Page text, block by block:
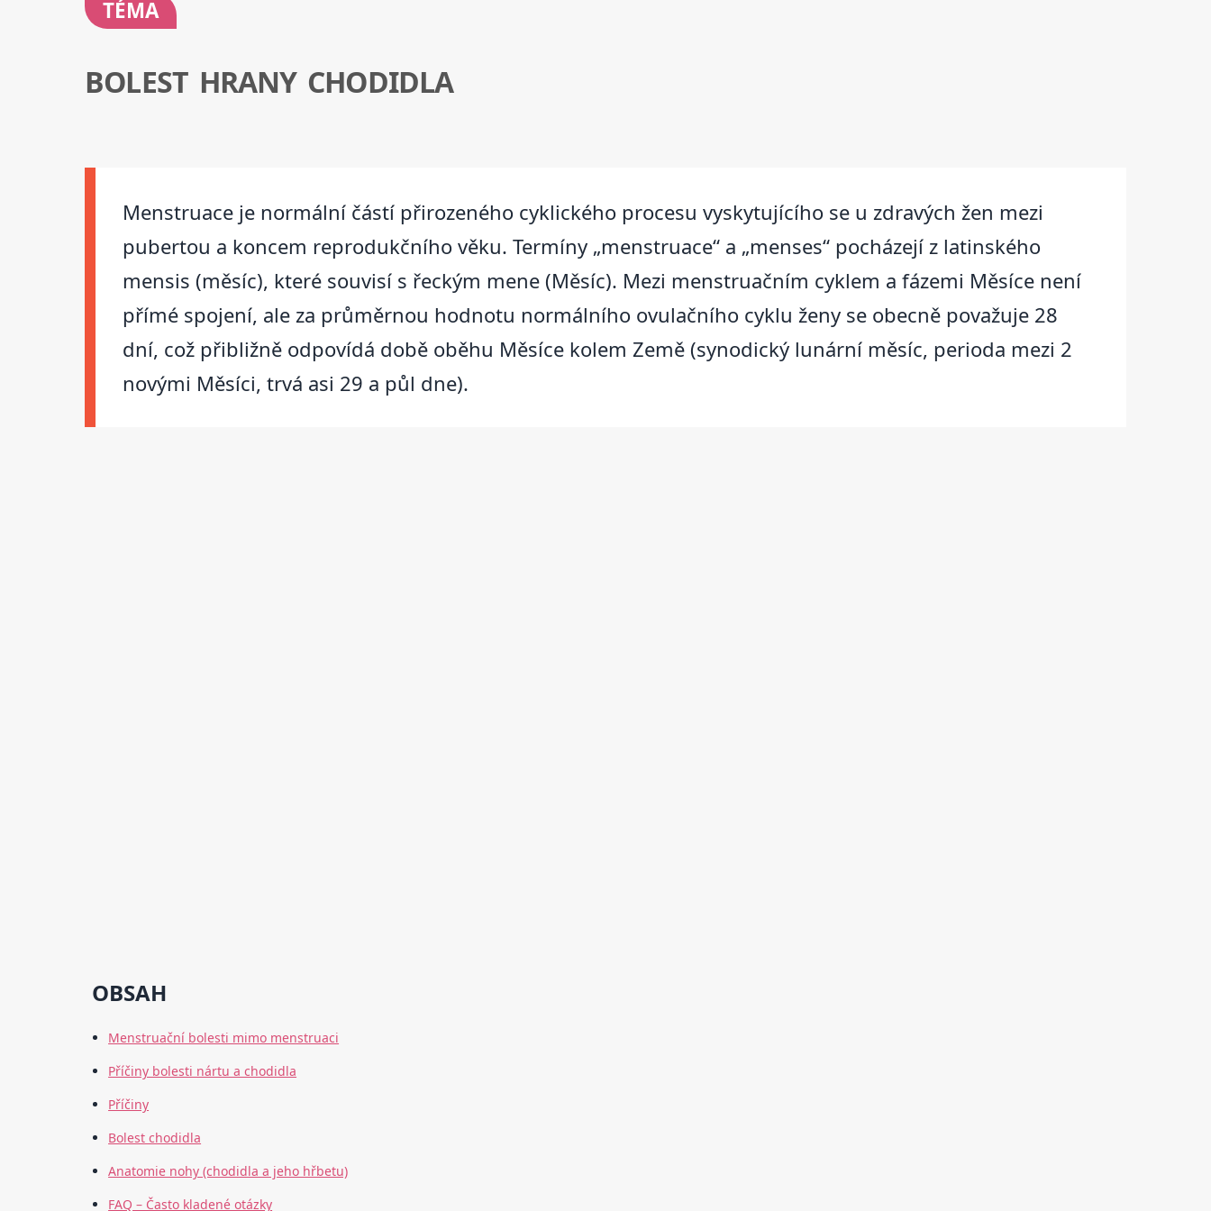
TÉMA
BOLEST HRANY CHODIDLA
Menstruace je normální částí přirozeného cyklického procesu vyskytujícího se u zdravých žen mezi
pubertou a koncem reprodukčního věku. Termíny „menstruace“ a „menses“ pocházejí z latinského
mensis (měsíc), které souvisí s řeckým mene (Měsíc). Mezi menstruačním cyklem a fázemi Měsíce není
přímé spojení, ale za průměrnou hodnotu normálního ovulačního cyklu ženy se obecně považuje 28
dní, což přibližně odpovídá době oběhu Měsíce kolem Země (synodický lunární měsíc, perioda mezi 2
novými Měsíci, trvá asi 29 a půl dne).
OBSAH
Menstruační bolesti mimo menstruaci
Příčiny bolesti nártu a chodidla
Příčiny
Bolest chodidla
Anatomie nohy (chodidla a jeho hřbetu)
FAQ – Často kladené otázky